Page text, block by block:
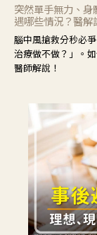
突然單手無力、
遇哪些情況？醫解
腦中風搶救分秒必
治療做不做？」。
醫師解說！